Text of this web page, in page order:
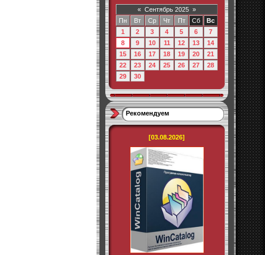
« Сентябрь 2025 »
Пн
Вт Ср Чт Пт Сб
Вс
1
2 3 4 5 6
7
8
9 10 11 12 13
14
15
16 17 18 19 20
21
22
23 24 25 26 27
28
29
30
Рекомендуем
[03.08.2026]